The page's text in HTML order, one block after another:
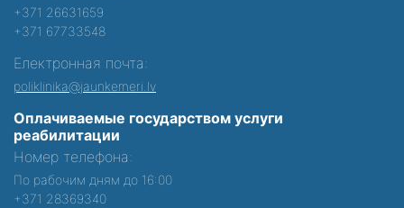
+371 26631659
+371 67733548
Електронная почта:
poliklinika@jaunkemeri.lv
Оплачиваемые государством услуги
реабилитации
Номер телефона:
По рабочим дням до 16:00
+371 28369340